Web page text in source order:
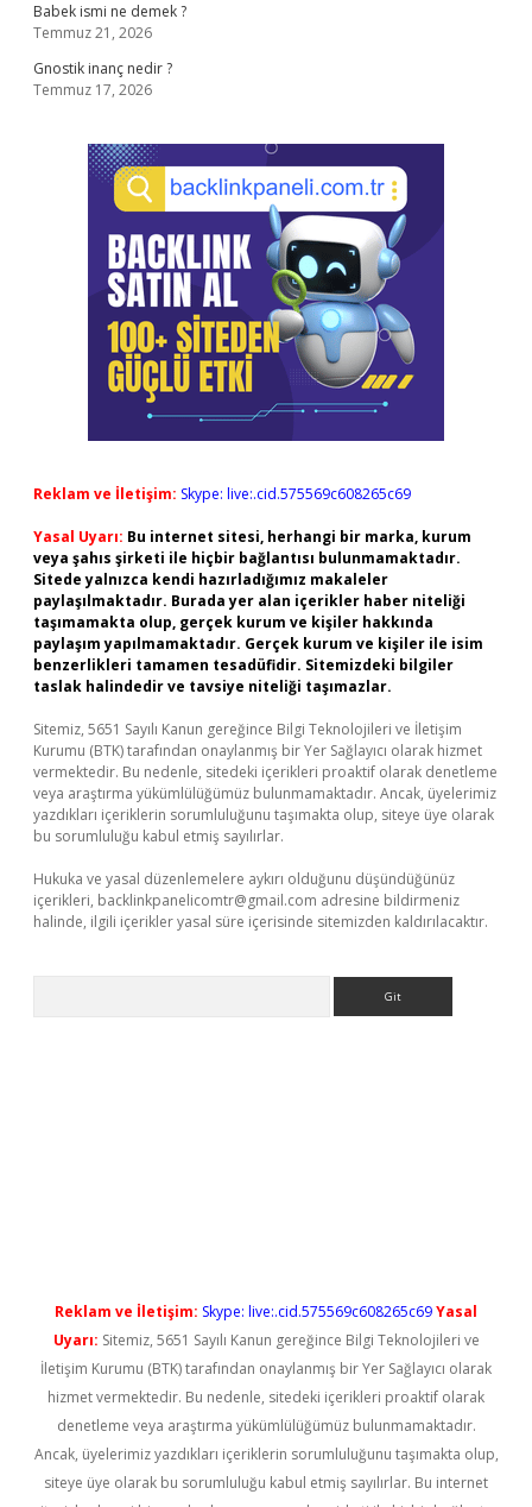
Babek ismi ne demek ?
Temmuz 21, 2026
Gnostik inanç nedir ?
Temmuz 17, 2026
Reklam ve İletişim: Skype: live:.cid.575569c608265c69
Yasal Uyarı: Bu internet sitesi, herhangi bir marka, kurum
veya şahıs şirketi ile hiçbir bağlantısı bulunmamaktadır.
Sitede yalnızca kendi hazırladığımız makaleler
paylaşılmaktadır. Burada yer alan içerikler haber niteliği
taşımamakta olup, gerçek kurum ve kişiler hakkında
paylaşım yapılmamaktadır. Gerçek kurum ve kişiler ile isim
benzerlikleri tamamen tesadüfidir. Sitemizdeki bilgiler
taslak halindedir ve tavsiye niteliği taşımazlar.
Sitemiz, 5651 Sayılı Kanun gereğince Bilgi Teknolojileri ve İletişim
Kurumu (BTK) tarafından onaylanmış bir Yer Sağlayıcı olarak hizmet
vermektedir. Bu nedenle, sitedeki içerikleri proaktif olarak denetleme
veya araştırma yükümlülüğümüz bulunmamaktadır. Ancak, üyelerimiz
yazdıkları içeriklerin sorumluluğunu taşımakta olup, siteye üye olarak
bu sorumluluğu kabul etmiş sayılırlar.
Hukuka ve yasal düzenlemelere aykırı olduğunu düşündüğünüz
içerikleri, backlinkpanelicomtr@gmail.com adresine bildirmeniz
halinde, ilgili içerikler yasal süre içerisinde sitemizden kaldırılacaktır.
Reklam ve İletişim: Skype: live:.cid.575569c608265c69Yasal
Uyarı: Sitemiz, 5651 Sayılı Kanun gereğince Bilgi Teknolojileri ve
İletişim Kurumu (BTK) tarafından onaylanmış bir Yer Sağlayıcı olarak
hizmet vermektedir. Bu nedenle, sitedeki içerikleri proaktif olarak
denetleme veya araştırma yükümlülüğümüz bulunmamaktadır.
Ancak, üyelerimiz yazdıkları içeriklerin sorumluluğunu taşımakta olup,
siteye üye olarak bu sorumluluğu kabul etmiş sayılırlar. Bu internet